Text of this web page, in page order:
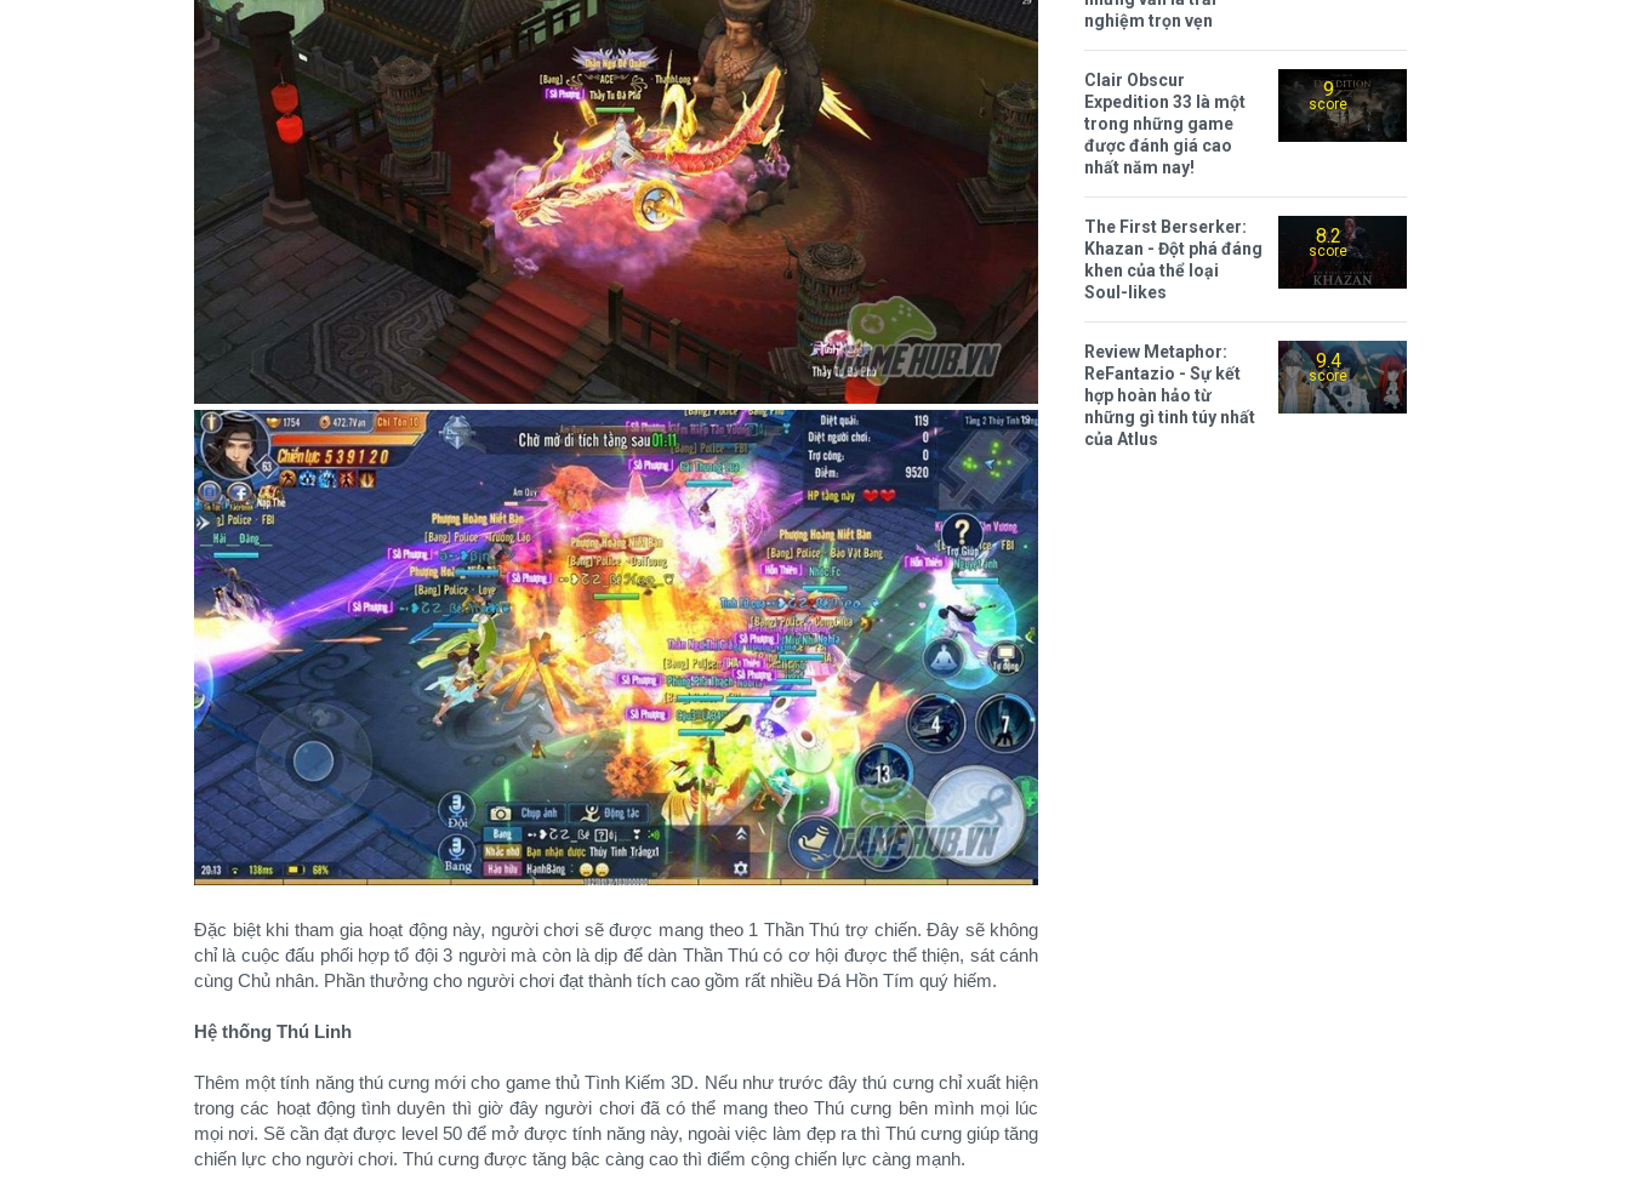
Đặc biệt khi tham gia hoạt động này, người chơi sẽ được mang theo 1 Thần Thú trợ chiến. Đây sẽ không
chỉ là cuộc đấu phối hợp tổ đội 3 người mà còn là dịp để dàn Thần Thú có cơ hội được thể thiện, sát cánh
cùng Chủ nhân. Phần thưởng cho người chơi đạt thành tích cao gồm rất nhiều Đá Hồn Tím quý hiếm.
Hệ thống Thú Linh
Thêm một tính năng thú cưng mới cho game thủ Tình Kiếm 3D. Nếu như trước đây thú cưng chỉ xuất hiện
trong các hoạt động tình duyên thì giờ đây người chơi đã có thể mang theo Thú cưng bên mình mọi lúc
mọi nơi. Sẽ cần đạt được level 50 để mở được tính năng này, ngoài việc làm đẹp ra thì Thú cưng giúp tăng
chiến lực cho người chơi. Thú cưng được tăng bậc càng cao thì điểm cộng chiến lực càng mạnh.
nghiệm trọn vẹn
9
score
Clair Obscur
Expedition 33 là một
trong những game
được đánh giá cao
nhất năm nay!
8.2
score
The First Berserker:
Khazan - Đột phá đáng
khen của thể loại
Soul-likes
9.4
score
Review Metaphor:
ReFantazio - Sự kết
hợp hoàn hảo từ
những gì tinh túy nhất
của Atlus